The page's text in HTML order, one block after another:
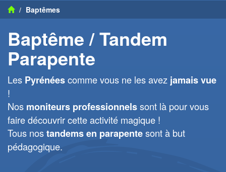
Baptêmes
Baptême / Tandem
Parapente
Les Pyrénéescomme vous ne les avez jamais vue
!
Nos moniteurs professionnelssont là pour vous
faire découvrir cette activité magique !
Tous nostandems en parapentesont à but
pédagogique.